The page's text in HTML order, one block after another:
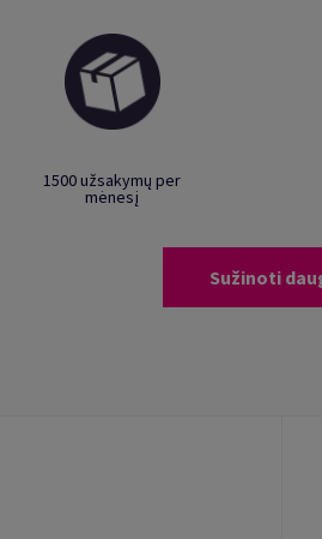
1500 užsakymų per
mėnesį
Sužinoti